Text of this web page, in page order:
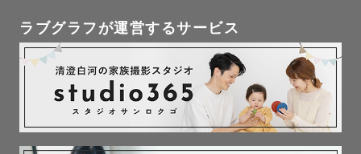
ラブグラフが運営するサービス